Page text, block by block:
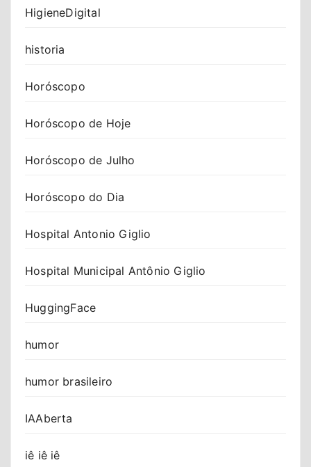
HigieneDigital
historia
Horóscopo
Horóscopo de Hoje
Horóscopo de Julho
Horóscopo do Dia
Hospital Antonio Giglio
Hospital Municipal Antônio Giglio
HuggingFace
humor
humor brasileiro
IAAberta
iê iê iê